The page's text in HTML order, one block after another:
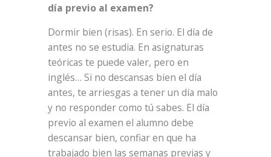
día previo al examen?
Dormir bien (risas). En serio. El día de
antes no se estudia. En asignaturas
teóricas te puede valer, pero en
inglés… Si no descansas bien el día
antes, te arriesgas a tener un día malo
y no responder como tú sabes. El día
previo al examen el alumno debe
descansar bien, confiar en que ha
trabajado bien las semanas previas y